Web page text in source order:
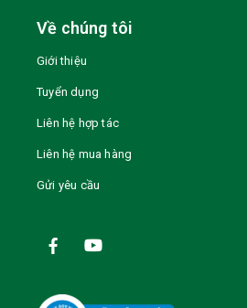
Về chúng tôi
Giới thiệu
Tuyển dụng
Liên hệ hợp tác
Liên hệ mua hàng
Gửi yêu cầu